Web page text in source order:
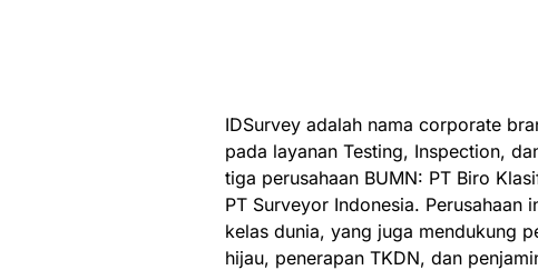
IDSurvey adalah nama corporate
pada layanan Testing, Inspection,
tiga perusahaan BUMN: PT Biro
PT Surveyor Indonesia. Perusahaan
kelas dunia, yang juga mendukung
hijau, penerapan TKDN, dan